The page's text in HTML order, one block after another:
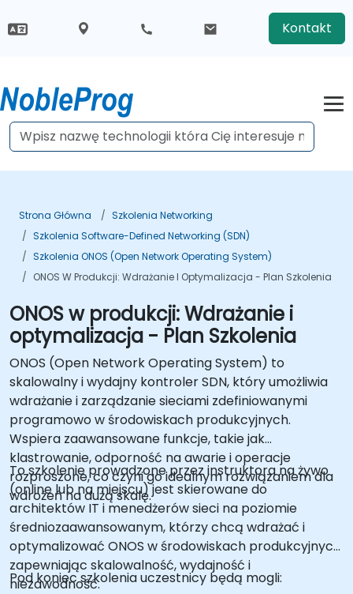
Kontakt
Strona Główna
Szkolenia Networking
Szkolenia Software-Defined Networking (SDN)
Szkolenia ONOS (Open Network Operating System)
ONOS W Produkcji: Wdrażanie I Optymalizacja - Plan Szkolenia
ONOS w produkcji: Wdrażanie i
optymalizacja - Plan Szkolenia
ONOS (Open Network Operating System) to
skalowalny i wydajny kontroler SDN, który umożliwia
wdrażanie i zarządzanie sieciami zdefiniowanymi
programowo w środowiskach produkcyjnych.
Wspiera zaawansowane funkcje, takie jak
klastrowanie, odporność na awarie i operacje
rozproszone, co czyni go idealnym rozwiązaniem dla
wdrożeń na dużą skalę.
To szkolenie prowadzone przez instruktora na żywo
(online lub na miejscu) jest skierowane do
architektów IT i menedżerów sieci na poziomie
średniozaawansowanym, którzy chcą wdrażać i
optymalizować ONOS w środowiskach produkcyjnych,
zapewniając skalowalność, wydajność i
niezawodność.
Pod koniec szkolenia uczestnicy będą mogli: